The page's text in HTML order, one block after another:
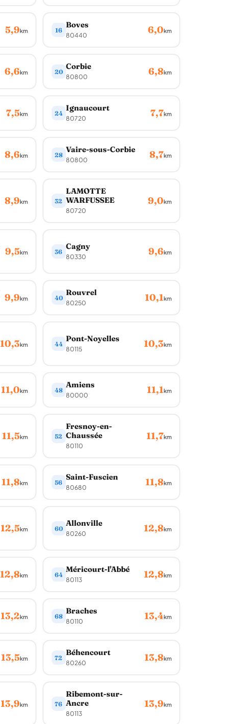
5,9km 16
Boves
80440 6,0km
6,6km 20
Corbie
80800 6,8km
7,5km 24
Ignaucourt
80720 7,7km
8,6km 28
Vaire-sous-Corbie
80800 8,7km
8,9km 32
LAMOTTE
WARFUSSEE
80720
9,0km
9,5km 36
Cagny
80330 9,6km
9,9km 40
Rouvrel
80250 10,1km
10,3km 44
Pont-Noyelles
80115 10,3km
11,0km 48
Amiens
80000 11,1km
11,5km 52
Fresnoy-en-
Chaussée
80110
11,7km
11,8km 56
Saint-Fuscien
80680 11,8km
12,5km 60
Allonville
80260 12,8km
12,8km 64
Méricourt-l'Abbé
80113 12,8km
13,2km 68
Braches
80110 13,4km
13,5km 72
Béhencourt
80260 13,8km
13,9km 76
Ribemont-sur-
Ancre
80113
13,9km